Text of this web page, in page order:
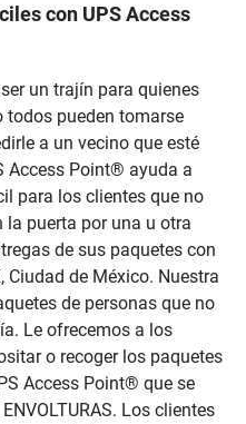
con UPS Access
un trajín para quienes
todos pueden tomarse
a un vecino que esté
Access Point® ayuda a
para los clientes que no
la puerta por una u otra
de sus paquetes con
Ciudad de México. Nuestra
de personas que no
Le ofrecemos a los
o recoger los paquetes
Access Point® que se
Los clientes